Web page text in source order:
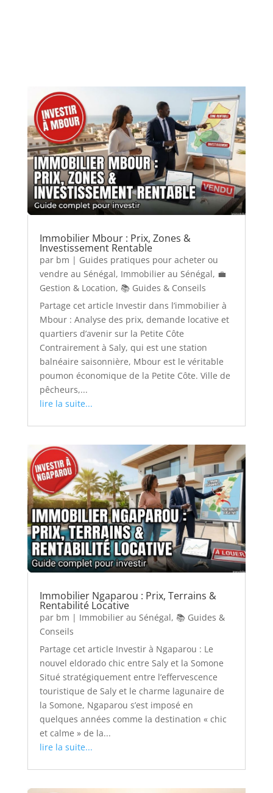
Immobilier Mbour : Prix, Zones &
Investissement Rentable
par bm | Guides pratiques pour acheter ou
vendre au Sénégal, Immobilier au Sénégal, 💼
Gestion & Location, 📚 Guides & Conseils
Partage cet article Investir dans l’immobilier à
Mbour : Analyse des prix, demande locative et
quartiers d’avenir sur la Petite Côte
Contrairement à Saly, qui est une station
balnéaire saisonnière, Mbour est le véritable
poumon économique de la Petite Côte. Ville de
pêcheurs,...
lire la suite...
Immobilier Ngaparou : Prix, Terrains &
Rentabilité Locative
par bm | Immobilier au Sénégal, 📚 Guides &
Conseils
Partage cet article Investir à Ngaparou : Le
nouvel eldorado chic entre Saly et la Somone
Situé stratégiquement entre l’effervescence
touristique de Saly et le charme lagunaire de
la Somone, Ngaparou s’est imposé en
quelques années comme la destination « chic
et calme » de la...
lire la suite...